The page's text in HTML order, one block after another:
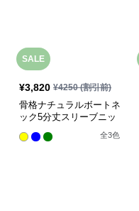
SALE
¥3,820 ¥4250(割引前)
骨格ナチュラルボートネ
ック5分丈スリーブニッ
全3色